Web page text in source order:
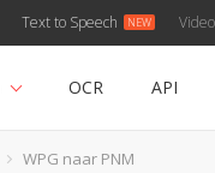
Text to Speech
OCR API
WPG naar PNM